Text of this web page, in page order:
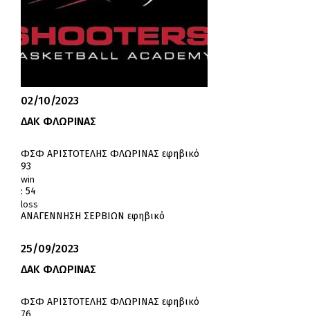
02/10/2023
ΔΑΚ ΦΛΩΡΙΝΑΣ
ΦΣΦ ΑΡΙΣΤΟΤΕΛΗΣ ΦΛΩΡΙΝΑΣ εφηβικό
93
win
: 54
loss
ΑΝΑΓΕΝΝΗΣΗ ΣΕΡΒΙΩΝ εφηβικό
25/09/2023
ΔΑΚ ΦΛΩΡΙΝΑΣ
ΦΣΦ ΑΡΙΣΤΟΤΕΛΗΣ ΦΛΩΡΙΝΑΣ εφηβικό